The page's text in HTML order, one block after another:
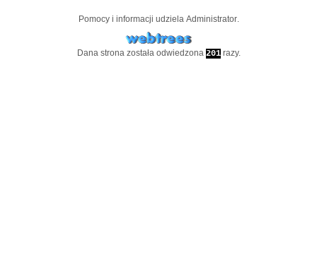
Pomocy i informacji udziela Administrator.
Dana strona została odwiedzona 201razy.